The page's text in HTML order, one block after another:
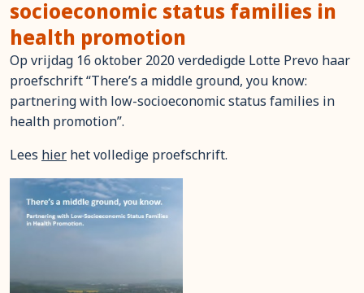
socioeconomic status families in
health promotion
Op vrijdag 16 oktober 2020 verdedigde Lotte Prevo haar
proefschrift “There’s a middle ground, you know:
partnering with low-socioeconomic status families in
health promotion”.
Lees hier het volledige proefschrift.